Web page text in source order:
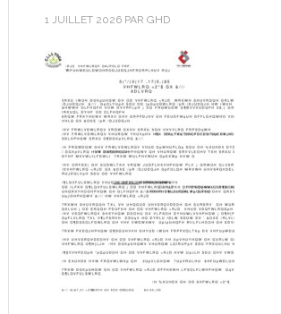
1 JUILLET 2026PAR GHD